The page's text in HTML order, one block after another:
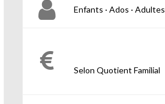
Enfants · Ados · Adultes
Selon Quotient Familial